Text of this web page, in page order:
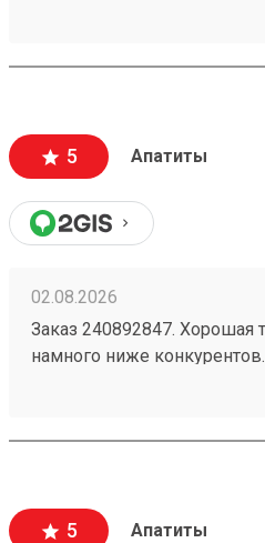
5 Апатиты
02.08.2026
Заказ 240892847. Хорошая
намного ниже
подскажут как лучше
5 Апатиты